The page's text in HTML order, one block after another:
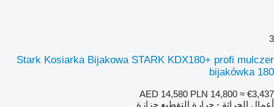
3
Stark Kosiarka Bijakowa STARK KDX180+ profi mulczer
bijakówka 180
AED 14,580 PLN 14,800 ≈ €3,437
أعمال الحراثة - جرارة التقطيع جزازة